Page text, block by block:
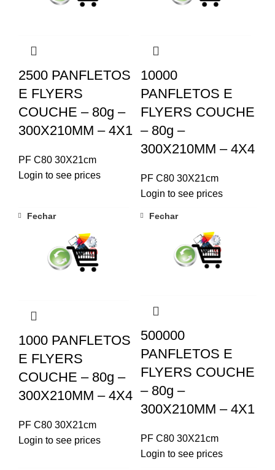
2500 PANFLETOS
E FLYERS
COUCHE – 80g –
300X210MM – 4X1
PF C80 30X21cm
Login to see prices
10000
PANFLETOS E
FLYERS COUCHE
– 80g –
300X210MM – 4X4
PF C80 30X21cm
Login to see prices
Fechar
1000 PANFLETOS
E FLYERS
COUCHE – 80g –
300X210MM – 4X4
PF C80 30X21cm
Login to see prices
Fechar
500000
PANFLETOS E
FLYERS COUCHE
– 80g –
300X210MM – 4X1
PF C80 30X21cm
Login to see prices